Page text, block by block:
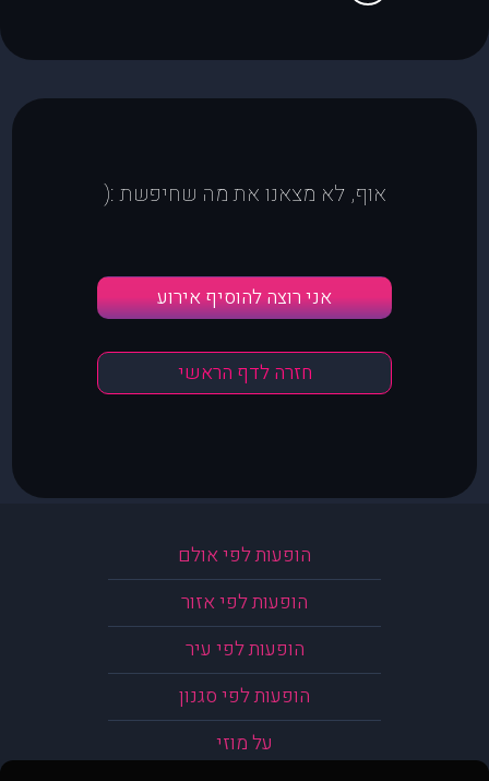
אוף, לא מצאנו את מה שחיפשת :(
אני רוצה להוסיף אירוע
חזרה לדף הראשי
הופעות לפי אולם
הופעות לפי אזור
הופעות לפי עיר
הופעות לפי סגנון
על מוזי